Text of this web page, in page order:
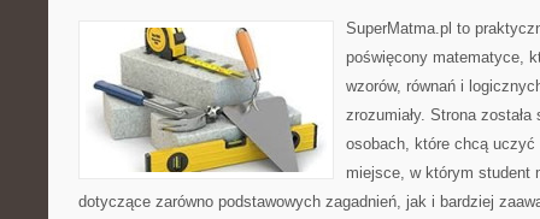
SuperMatma.pl to
poświęcony matematyce,
wzorów, równań i
zrozumiały. Strona
osobach, które chcą
miejsce, w którym student
dotyczące zarówno podstawowych zagadnień, jak i bardziej